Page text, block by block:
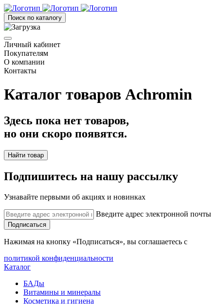
Поиск по каталогу
Личный кабинет
Покупателям
О компании
Контакты
Каталог товаров Achromin
Здесь пока нет товаров,
но они скоро появятся.
Найти товар
Подпишитесь на нашу рассылку
Узнавайте первыми об акциях и новинках
Введите адрес электронной почты
Подписаться
Нажимая на кнопку «Подписаться», вы соглашаетесь с
политикой конфиденциальности
Каталог
БАДы
Витамины и минералы
Косметика и гигиена